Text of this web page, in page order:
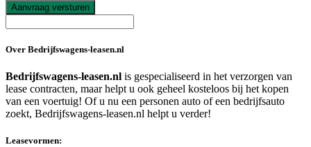
Aanvraag versturen
Over Bedrijfswagens-leasen.nl
Bedrijfswagens-leasen.nl is gespecialiseerd in het verzorgen van
lease contracten, maar helpt u ook geheel kosteloos bij het kopen
van een voertuig! Of u nu een personen auto of een bedrijfsauto
zoekt, Bedrijfswagens-leasen.nl helpt u verder!
Leasevormen: